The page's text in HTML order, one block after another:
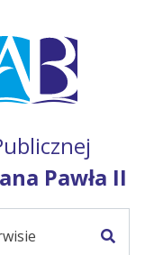
Pawła II